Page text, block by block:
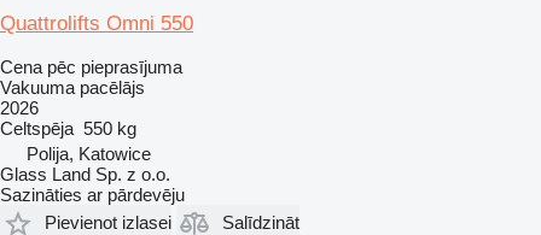
Quattrolifts Omni 550
Cena pēc pieprasījuma
Vakuuma pacēlājs
2026
Celtspēja 550 kg
Polija, Katowice
Glass Land Sp. z o.o.
Sazināties ar pārdevēju
Pievienot izlasei
Salīdzināt